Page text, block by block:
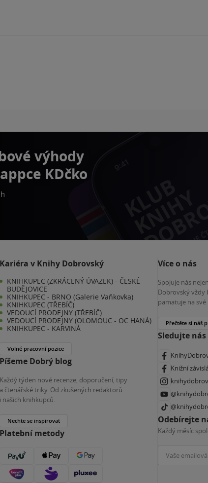
výhody
KDčko
Kariéra v Knihy Dobrovský
KNIHKUPEC (ZKRÁCENÝ ÚVAZEK) - ČESKÉ
BUDĚJOVICE
KNIHKUPEC - BRNO (Galerie Vaňkovka)
KNIHKUPEC (TŘEBÍČ)
VEDOUCÍ PRODEJNY (TŘEBÍČ)
VEDOUCÍ PRODEJNY (OLOMOUC - OC HANÁ)
KNIHKUPEC - KARVINÁ
Volné pracovní pozice
Píšeme Dobrý blog
Každý týden nové recenze, doporučení, tipy
a čtenářské triky. Od zkušených redaktorů
i našich knihkupců.
Nechte se inspirovat
Platební metody
Více o nás
Spojuje nás
Dobrovský
pamatuje na své
Přečtěte si náš
Sledujte nás
Knižní
Odebírejte
Každý měsíc